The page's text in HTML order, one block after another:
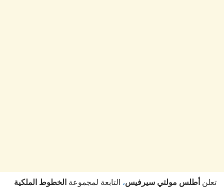
تعلنأطلس مولتي سيرفيس، التابعة لمجموعة الخطوط الملكية